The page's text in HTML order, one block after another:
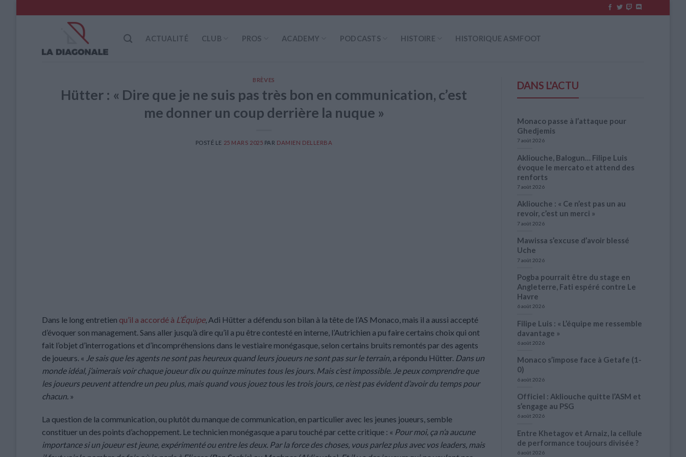
to
ACTUALITÉ CLUB PROS ACADEMY PODCASTS HISTOIRE HISTORIQUE ASMFOOT
BRÈVES
Hütter : « Dire que je ne suis pas très bon en communication, c’est
me donner un coup derrière la nuque »
POSTÉ LE 25 MARS 2025 PAR DAMIEN DELLERBA
Dans le long entretien qu’il a accordé à L’Équipe, Adi Hütter a défendu son bilan à la tête de l’AS Monaco, mais il a aussi accepté
d’évoquer son management. Sans aller jusqu’à dire qu’il a pu être contesté en interne, l’Autrichien a pu faire certains choix qui ont
fait l’objet d’interrogations et d’incompréhensions dans le vestiaire monégasque, selon certains bruits remontés par des agents
de joueurs. « Je sais que les agents ne sont pas heureux quand leurs joueurs ne sont pas sur le terrain , a répondu Hütter. Dans un
monde idéal, j’aimerais voir chaque joueur dix ou quinze minutes tous les jours. Mais c’est impossible. Je peux comprendre que
les joueurs peuvent attendre un peu plus, mais quand vous jouez tous les trois jours, ce n’est pas évident d’avoir du temps pour
chacun. »
La question de la communication, ou plutôt du manque de communication, en particulier avec les jeunes joueurs, semble
constituer un des points d’achoppement. Le technicien monégasque a paru touché par cette critique : « Pour moi, ça n’a aucune
importance si un joueur est jeune, expérimenté ou entre les deux. Par la force des choses, vous parlez plus avec vos leaders, mais
DANS L'ACTU
Monaco passe à l’attaque pour
Ghedjemis
7 août 2026
Akliouche, Balogun… Filipe Luis
évoque le mercato et attend des
renforts
7 août 2026
Akliouche : « Ce n’est pas un au
revoir, c’est un merci »
7 août 2026
Mawissa s’excuse d’avoir blessé
Uche
7 août 2026
Pogba pourrait être du stage en
Angleterre, Fati espéré contre Le
Havre
6 août 2026
Filipe Luis : « L’équipe me ressemble
davantage »
6 août 2026
Monaco s’impose face à Getafe (1-
0)
6 août 2026
Officiel : Akliouche quitte l’ASM et
s’engage au PSG
6 août 2026
Entre Khetagov et Arnaiz, la cellule
de performance toujours divisée ?
6 août 2026